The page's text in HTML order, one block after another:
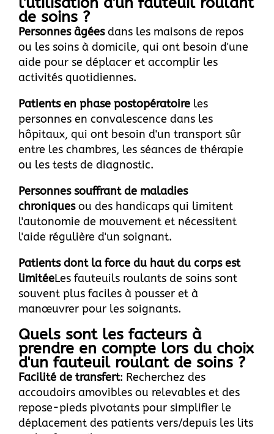
de soins ?
Personnes âgéesdans les maisons de repos
ou les soins à domicile, qui ont besoin d'une
aide pour se déplacer et accomplir les
activités quotidiennes.
Patients en phase postopératoire les
personnes en convalescence dans les
hôpitaux, qui ont besoin d'un transport sûr
entre les chambres, les séances de thérapie
ou les tests de diagnostic.
Personnes souffrant de maladies
chroniquesou des handicaps qui limitent
l'autonomie de mouvement et nécessitent
l'aide régulière d'un soignant.
Patients dont la force du haut du corps est
limitéeLes fauteuils roulants de soins sont
souvent plus faciles à pousser et à
manœuvrer pour les soignants.
Quels sont les facteurs à
prendre en compte lors du choix
d'un fauteuil roulant de soins ?
Facilité de transfert: Recherchez des
accoudoirs amovibles ou relevables et des
repose-pieds pivotants pour simplifier le
déplacement des patients vers/depuis les lits